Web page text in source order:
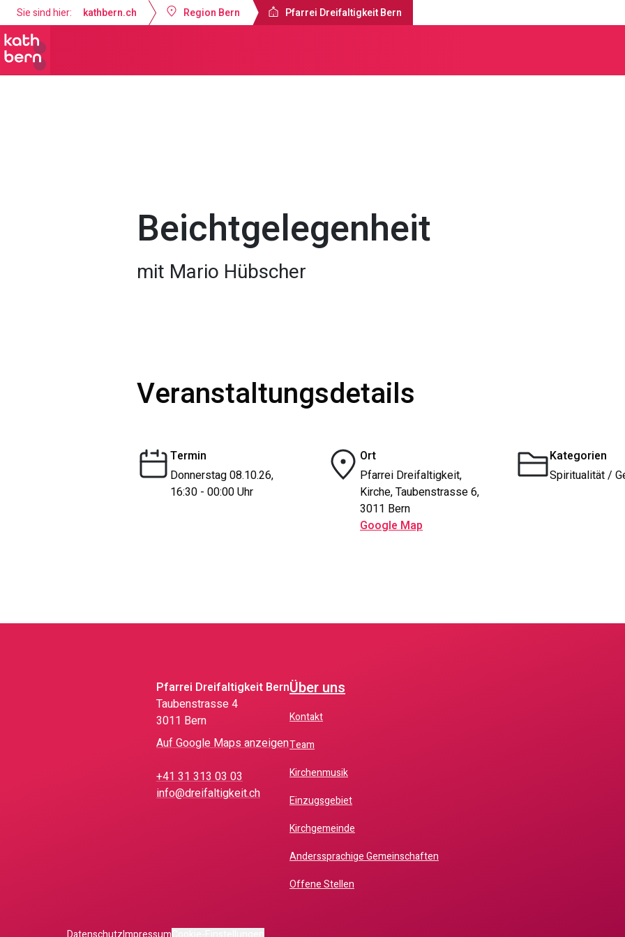
Sie sind hier: kathbern.ch Region Bern Pfarrei Dreifaltigkeit Bern
Beichtgelegenheit
mit Mario Hübscher
Veranstaltungsdetails
Termin
Donnerstag 08.10.26,
16:30 - 00:00 Uhr
Ort
Pfarrei Dreifaltigkeit,
Kirche, Taubenstrasse 6,
3011 Bern
Google Map
Kategorien
Spiritualität /
Pfarrei Dreifaltigkeit Bern
Taubenstrasse 4
3011 Bern
Auf Google Maps anzeigen
+41 31 313 03 03
info@dreifaltigkeit.ch
Über uns
Kontakt
Team
Kirchenmusik
Einzugsgebiet
Kirchgemeinde
Anderssprachige Gemeinschaften
Offene Stellen